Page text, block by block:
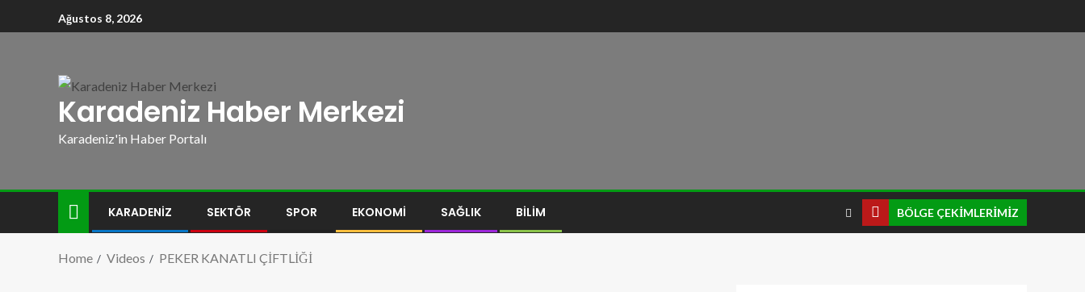
Ağustos 8, 2026
Karadeniz Haber Merkezi
Karadeniz'in Haber Portalı
KARADENIZ SEKTÖR SPOR EKONOMI SAĞLIK BILIM BÖLGE ÇEKIMLERIMIZ
Home Videos PEKER KANATLI ÇİFTLİĞİ